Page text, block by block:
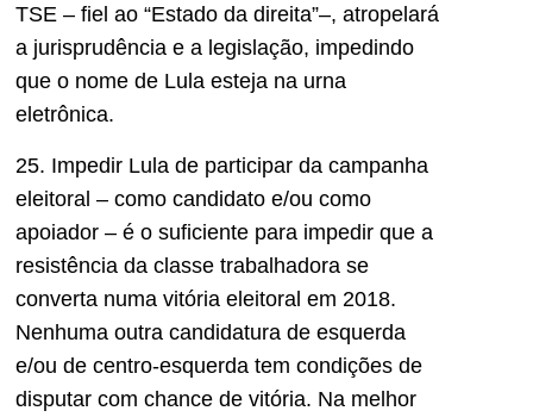
TSE – fiel ao “Estado da direita”–, atropelará
a jurisprudência e a legislação, impedindo
que o nome de Lula esteja na urna
eletrônica.
25. Impedir Lula de participar da campanha
eleitoral – como candidato e/ou como
apoiador – é o suficiente para impedir que a
resistência da classe trabalhadora se
converta numa vitória eleitoral em 2018.
Nenhuma outra candidatura de esquerda
e/ou de centro-esquerda tem condições de
disputar com chance de vitória. Na melhor